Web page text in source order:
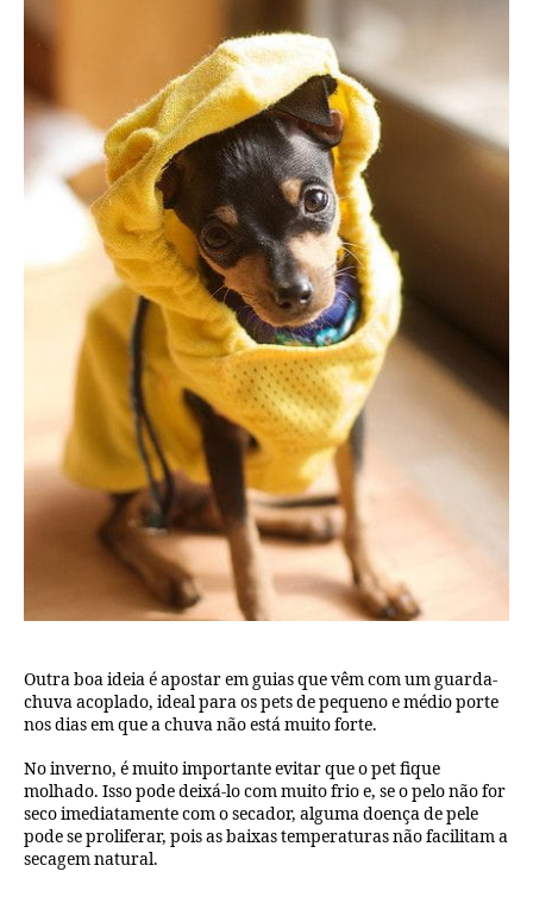
Outra boa ideia é apostar em guias que vêm com um guarda-
chuva acoplado, ideal para os pets de pequeno e médio porte
nos dias em que a chuva não está muito forte.
No inverno, é muito importante evitar que o pet fique
molhado. Isso pode deixá-lo com muito frio e, se o pelo não for
seco imediatamente com o secador, alguma doença de pele
pode se proliferar, pois as baixas temperaturas não facilitam a
secagem natural.